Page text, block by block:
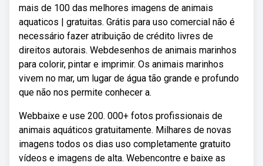
mais de 100 das melhores imagens de animais
aquaticos | gratuitas. Grátis para uso comercial não é
necessário fazer atribuição de crédito livres de
direitos autorais. Webdesenhos de animais marinhos
para colorir, pintar e imprimir. Os animais marinhos
vivem no mar, um lugar de água tão grande e profundo
que não nos permite conhecer a.
Webbaixe e use 200. 000+ fotos profissionais de
animais aquáticos gratuitamente. Milhares de novas
imagens todos os dias uso completamente gratuito
vídeos e imagens de alta. Webencontre e baixe as